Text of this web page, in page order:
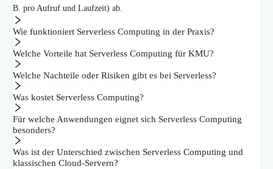
B. pro Aufruf und Laufzeit) ab.
Wie funktioniert Serverless Computing in der Praxis?
Welche Vorteile hat Serverless Computing für KMU?
Welche Nachteile oder Risiken gibt es bei Serverless?
Was kostet Serverless Computing?
Für welche Anwendungen eignet sich Serverless Computing
besonders?
Was ist der Unterschied zwischen Serverless Computing und
klassischen Cloud-Servern?